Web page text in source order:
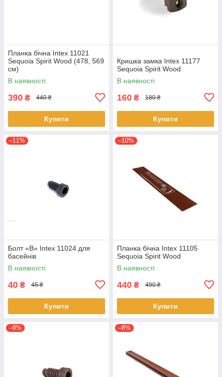
Планка бічна Intex 11021
Sequoia Spirit Wood (478, 569
см)
В наявності
390 ₴ 440 ₴
Купити
Кришка замка Intex 11177
Sequoia Spirit Wood
В наявності
160 ₴ 180 ₴
Купити
–11%
Болт «B» Intex 11024 для
басейнів
В наявності
40 ₴ 45 ₴
Купити
–10%
Планка бічна Intex 11105
Sequoia Spirit Wood
В наявності
440 ₴ 490 ₴
Купити
–9% –8%